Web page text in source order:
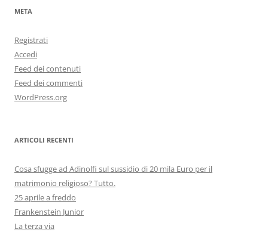
META
Registrati
Accedi
Feed dei contenuti
Feed dei commenti
WordPress.org
ARTICOLI RECENTI
Cosa sfugge ad Adinolfi sul sussidio di 20 mila Euro per il
matrimonio religioso? Tutto.
25 aprile a freddo
Frankenstein Junior
La terza via